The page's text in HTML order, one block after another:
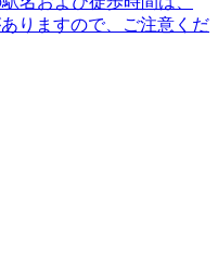
りますので、ご注意くだ